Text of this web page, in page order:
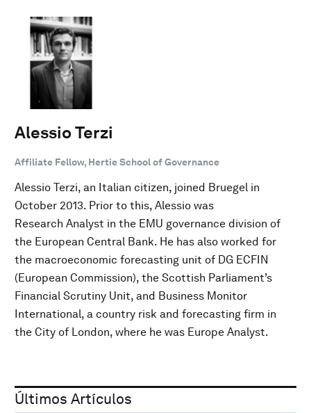
Alessio Terzi
Affiliate Fellow, Hertie School of Governance
Alessio Terzi, an Italian citizen, joined Bruegel in
October 2013. Prior to this, Alessio was
Research Analyst in the EMU governance division of
the European Central Bank. He has also worked for
the macroeconomic forecasting unit of DG ECFIN
(European Commission), the Scottish Parliament’s
Financial Scrutiny Unit, and Business Monitor
International, a country risk and forecasting firm in
the City of London, where he was Europe Analyst.
Últimos Artículos